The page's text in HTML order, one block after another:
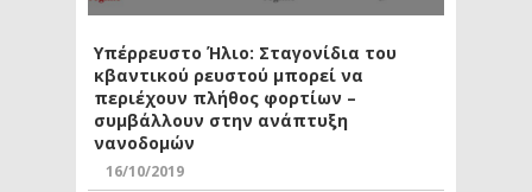
Υπέρρευστο Ήλιο: Σταγονίδια του
κβαντικού ρευστού μπορεί να
περιέχουν πλήθος φορτίων –
συμβάλλουν στην ανάπτυξη
νανοδομών
16/10/2019